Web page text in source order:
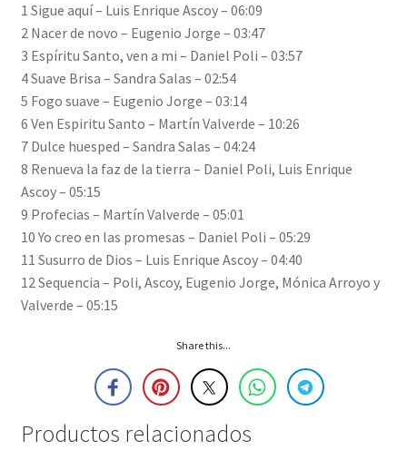
1 Sigue aquí – Luis Enrique Ascoy – 06:09
2 Nacer de novo – Eugenio Jorge – 03:47
3 Espíritu Santo, ven a mi – Daniel Poli – 03:57
4 Suave Brisa – Sandra Salas – 02:54
5 Fogo suave – Eugenio Jorge – 03:14
6 Ven Espiritu Santo – Martín Valverde – 10:26
7 Dulce huesped – Sandra Salas – 04:24
8 Renueva la faz de la tierra – Daniel Poli, Luis Enrique
Ascoy – 05:15
9 Profecias – Martín Valverde – 05:01
10 Yo creo en las promesas – Daniel Poli – 05:29
11 Susurro de Dios – Luis Enrique Ascoy – 04:40
12 Sequencia – Poli, Ascoy, Eugenio Jorge, Mónica Arroyo y
Valverde – 05:15
Share this...
Productos relacionados